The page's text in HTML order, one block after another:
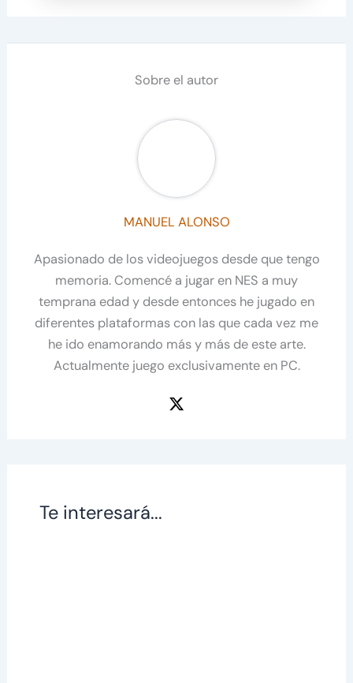
Sobre el autor
MANUEL ALONSO
Apasionado de los videojuegos desde que tengo
memoria. Comencé a jugar en NES a muy
temprana edad y desde entonces he jugado en
diferentes plataformas con las que cada vez me
he ido enamorando más y más de este arte.
Actualmente juego exclusivamente en PC.
Te interesará...